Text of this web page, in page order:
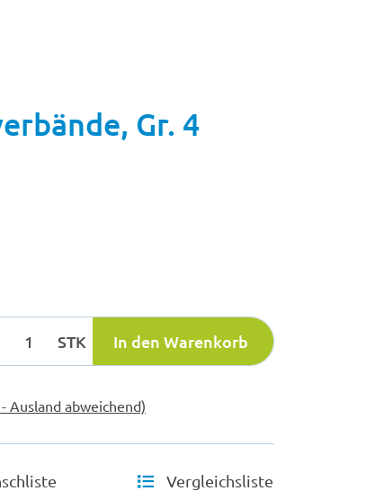
Gr. 4
STK In den Warenkorb
- Ausland abweichend)
Vergleichsliste